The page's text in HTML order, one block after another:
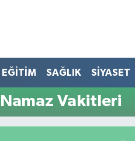
EĞİTİM SAĞLIK SİYASET
Vakitleri